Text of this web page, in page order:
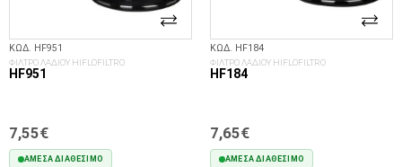
ΚΩΔ. HF951
ΦΙΛΤΡΟ ΛΑΔΙΟΥ HIFLOFILTRO
HF951
7,55€
ΆΜΕΣΑ ΔΙΑΘΈΣΙΜΟ
ΚΩΔ. HF184
ΦΙΛΤΡΟ ΛΑΔΙΟΥ HIFLOFILTRO
HF184
7,65€
ΆΜΕΣΑ ΔΙΑΘΈΣΙΜΟ